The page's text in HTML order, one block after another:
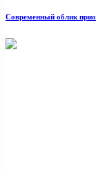
Современный облик